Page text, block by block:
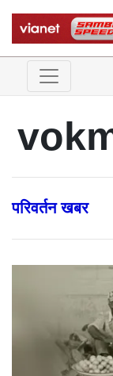
परिवर्तन खबर